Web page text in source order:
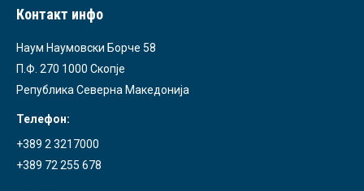
Контакт инфо
Наум Наумовски Борче 58
П.Ф. 270 1000 Скопје
Република Северна Македонија
Телефон:
+389 2 3217000
+389 72 255 678